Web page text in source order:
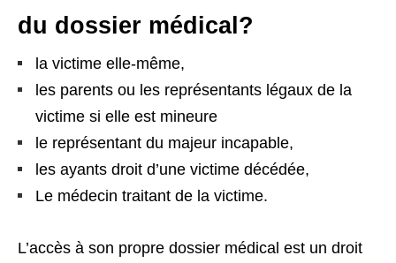
du dossier médical?
la victime elle-même,
les parents ou les représentants légaux de la
victime si elle est mineure
le représentant du majeur incapable,
les ayants droit d’une victime décédée,
Le médecin traitant de la victime.
L’accès à son propre dossier médical est un droit